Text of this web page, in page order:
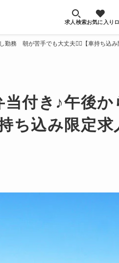
求人検索お気に入り
勤務 朝が苦手でも大丈夫🙆‍♂️【車持ち込
当付き♪午後
ち込み限定